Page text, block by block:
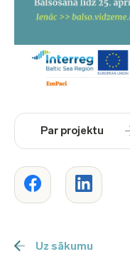
Par projektu
Uz sākumu